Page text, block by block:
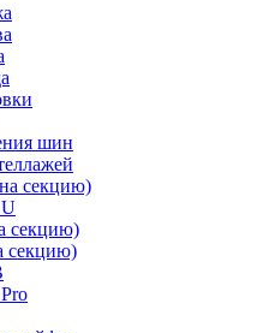
шин
секцию)
секцию)
секцию)